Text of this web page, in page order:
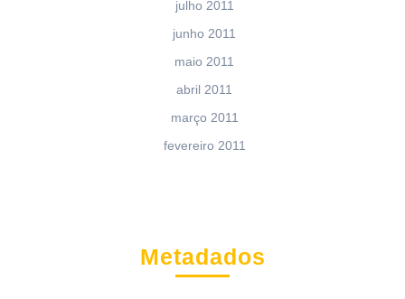
julho 2011
junho 2011
maio 2011
abril 2011
março 2011
fevereiro 2011
Metadados